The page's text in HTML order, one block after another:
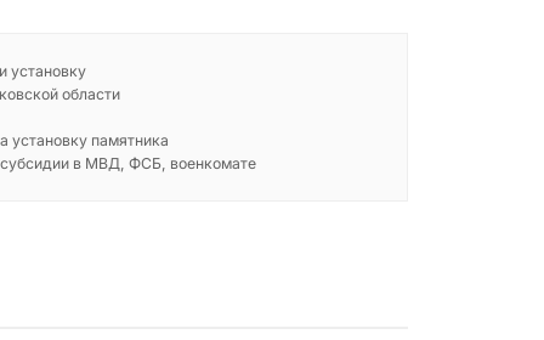
установку
области
установку памятника
в МВД, ФСБ, военкомате